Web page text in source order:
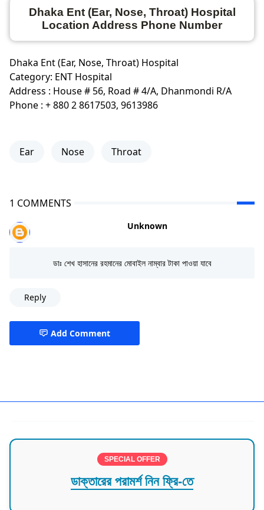
Dhaka Ent (Ear, Nose, Throat) Hospital
Location Address Phone Number
Dhaka Ent (Ear, Nose, Throat) Hospital
Category: ENT Hospital
Address : House # 56, Road # 4/A, Dhanmondi R/A
Phone : + 880 2 8617503, 9613986
Ear Nose Throat
1 COMMENTS
Unknown
ডাঃ শেখ হাসানের রহমানের মোবাইল নাম্বার টাকা পাওয়া যাবে
Reply
Add Comment
SPECIAL OFFER
ডাক্তারের পরামর্শ নিন ফ্রি-তে